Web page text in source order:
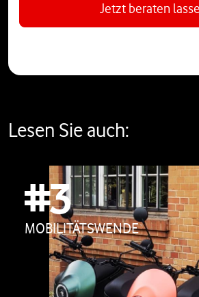
Jetzt beraten
Lesen Sie auch:
#3
MOBILITÄTSWENDE